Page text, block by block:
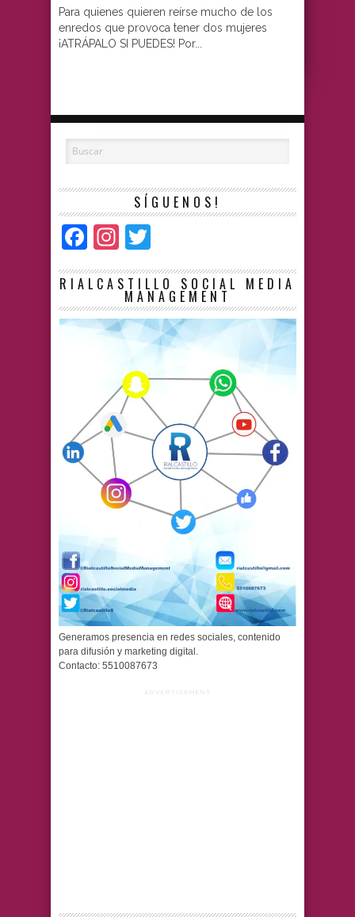
Para quienes quieren reírse mucho de los
enredos que provoca tener dos mujeres
¡ATRÁPALO SI PUEDES! Por...
SÍGUENOS!
Facebook
Instagram
RIALCASTILLO SOCIAL MEDIA
MANAGEMENT
Generamos presencia en redes sociales, contenido
para difusión y marketing digital.
Contacto: 5510087673
ADVERTISEMENT